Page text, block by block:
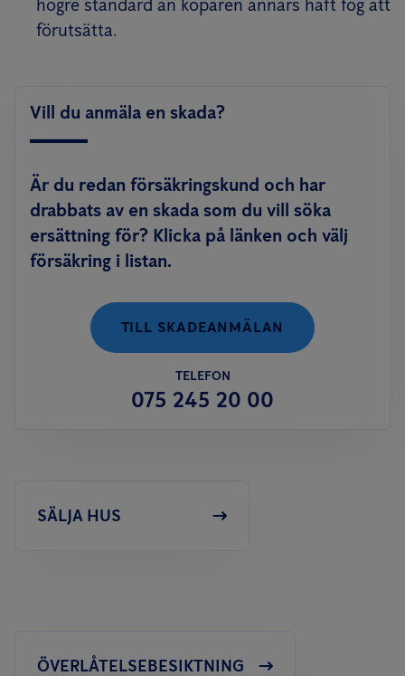
högre standard än köparen annars haft fog att
förutsätta.
Vill du anmäla en skada?
Är du redan försäkringskund och har
drabbats av en skada som du vill söka
ersättning för? Klicka på länken och välj
försäkring i listan.
TILL SKADEANMÄLAN
TELEFON
075 245 20 00
SÄLJA HUS
ÖVERLÅTELSEBESIKTNING